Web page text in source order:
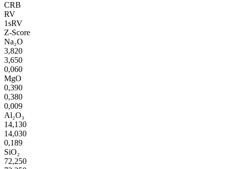
CRB
RV
1sRV
Z-Score
Na₂O
3,820
3,650
0,060
MgO
0,390
0,380
0,009
Al₂O₃
14,130
14,030
0,189
SiO₂
72,250